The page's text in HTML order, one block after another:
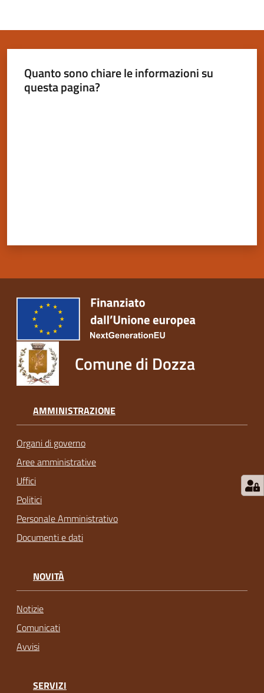
argomenti
Seguici
Quanto sono chiare le informazioni su
questa pagina?
Comune di Dozza
AMMINISTRAZIONE
Organi di governo
Aree amministrative
Uffici
Politici
Personale Amministrativo
Documenti e dati
NOVITÀ
Notizie
Comunicati
Avvisi
SERVIZI